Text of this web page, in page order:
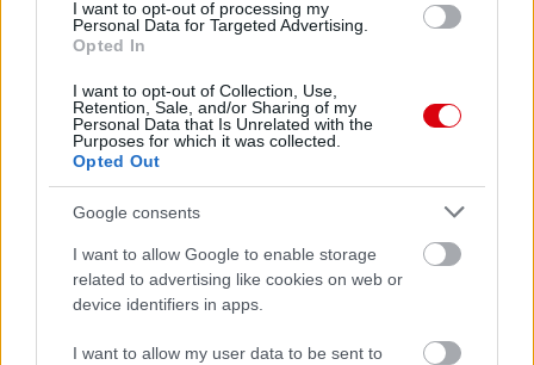
I want to opt-out of processing my
Personal Data for Targeted Advertising.
Opted In
I want to opt-out of Collection, Use,
Retention, Sale, and/or Sharing of my
Personal Data that Is Unrelated with the
Purposes for which it was collected.
Opted Out
Google consents
I want to allow Google to enable storage
related to advertising like cookies on web or
device identifiers in apps.
I want to allow my user data to be sent to